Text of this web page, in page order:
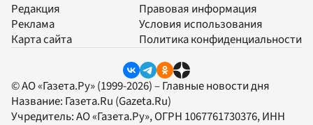
Редакция
Реклама
Карта сайта
Правовая информация
Условия использования
Политика конфиденциальности
© АО «Газета.Ру» (1999-2026) – Главные новости дня
Название: Газета.Ru (Gazeta.Ru)
Учредитель:АО «Газета.Ру», ОГРН 1067761730376, ИНН